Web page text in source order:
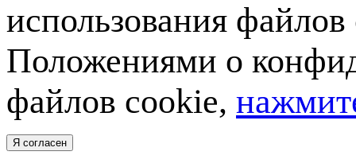
использования
Положениями о
файлов cookie,
Я согласен